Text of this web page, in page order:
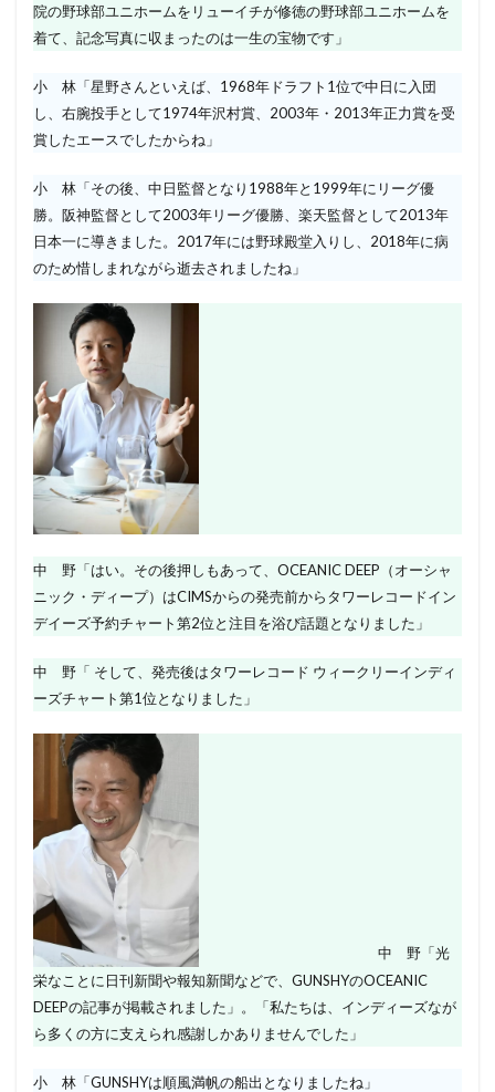
院の野球部ユニホームをリューイチが修徳の野球部ユニホームを
着て、記念写真に収まったのは一生の宝物です」
小 林「星野さんといえば、1968年ドラフト1位で中日に入団
し、右腕投手として1974年沢村賞、2003年・2013年正力賞を受
賞したエースでしたからね」
小 林「その後、中日監督となり1988年と1999年にリーグ優
勝。阪神監督として2003年リーグ優勝、楽天監督として2013年
日本一に導きました。2017年には野球殿堂入りし、2018年に病
のため惜しまれながら逝去されましたね」
中 野「はい。その後押しもあって、OCEANIC DEEP（オーシャ
ニック・ディープ）はCIMSからの発売前からタワーレコードイン
デイーズ予約チャート第2位と注目を浴び話題となりました」
中 野「 そして、発売後はタワーレコード ウィークリーインディ
ーズチャート第1位となりました」
中 野「光
栄なことに日刊新聞や報知新聞などで、GUNSHYのOCEANIC
DEEPの記事が掲載されました」。「私たちは、インディーズなが
ら多くの方に支えられ感謝しかありませんでした」
小 林「GUNSHYは順風満帆の船出となりましたね」